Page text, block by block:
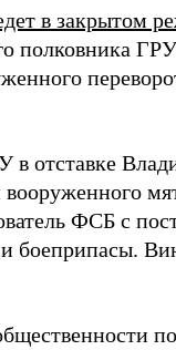
в закрытом
полковника
в отставке
вооруженного
ФСБ с
боеприпасы.